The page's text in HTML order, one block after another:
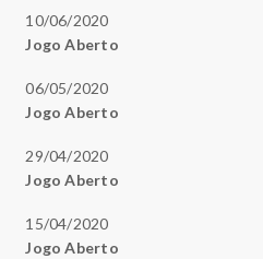
10/06/2020
Jogo Aberto
06/05/2020
Jogo Aberto
29/04/2020
Jogo Aberto
15/04/2020
Jogo Aberto